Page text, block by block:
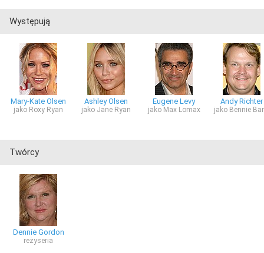
Występują
Mary-Kate Olsen
jako Roxy Ryan
Ashley Olsen
jako Jane Ryan
Eugene Levy
jako Max Lomax
Andy Richter
jako Bennie
Twórcy
Dennie Gordon
reżyseria